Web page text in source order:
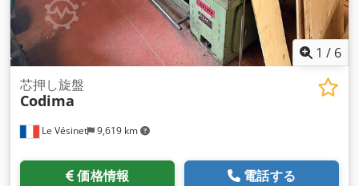
1 / 6
Le Vésinet 9,619 km
芯押し旋盤
Codima
価格情報 電話する